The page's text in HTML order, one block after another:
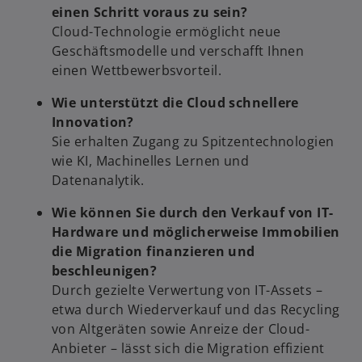
einen Schritt voraus zu sein?
Cloud-Technologie ermöglicht neue
Geschäftsmodelle und verschafft Ihnen
einen Wettbewerbsvorteil.
Wie unterstützt die Cloud schnellere
Innovation?
Sie erhalten Zugang zu Spitzentechnologien
wie KI, Machinelles Lernen und
Datenanalytik.
Wie können Sie durch den Verkauf von IT-
Hardware und möglicherweise Immobilien
die Migration finanzieren und
beschleunigen?
Durch gezielte Verwertung von IT-Assets –
etwa durch Wiederverkauf und das Recycling
von Altgeräten sowie Anreize der Cloud-
Anbieter – lässt sich die Migration effizient